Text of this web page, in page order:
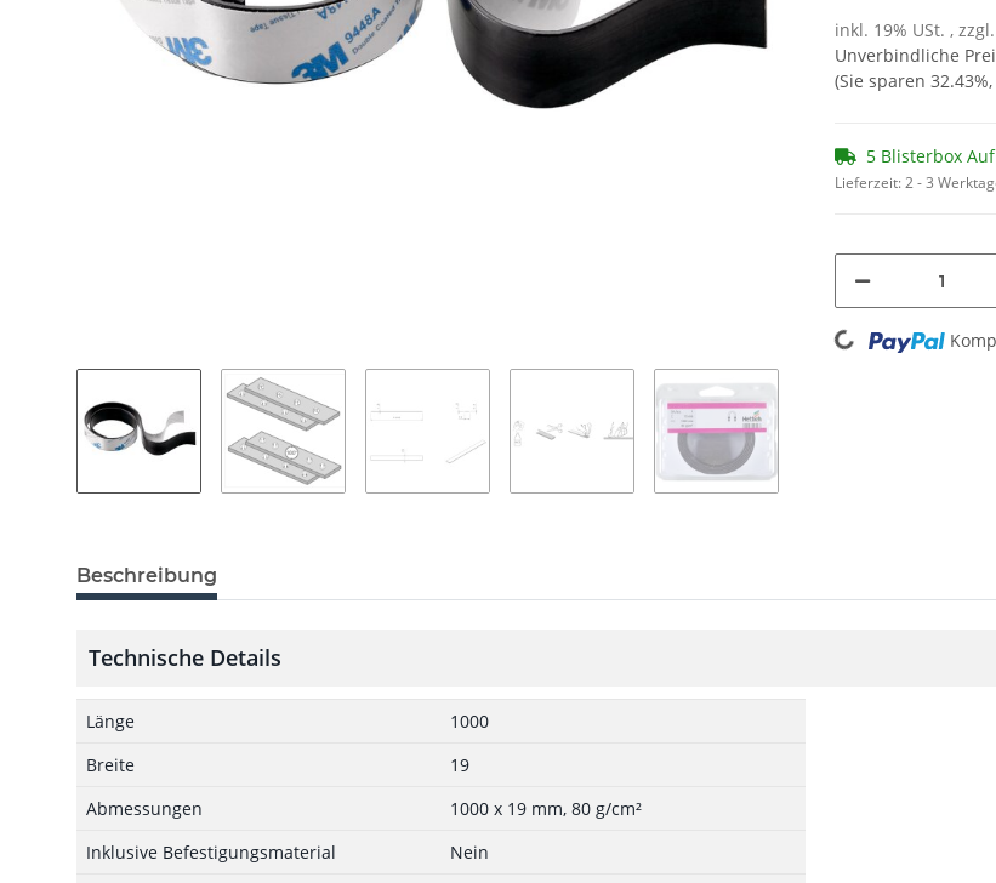
inkl. 19% USt. , zzgl.
Unverbindliche
(Sie sparen 32.43%
5 Blisterbox
Lieferzeit:2 - 3
Loading...
Beschreibung
Technische Details
Länge
1000
Breite
19
Abmessungen
1000 x 19 mm, 80 g/cm²
Inklusive Befestigungsmaterial
Nein